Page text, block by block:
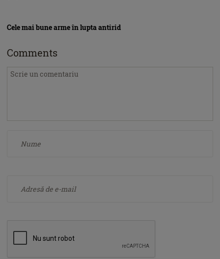
Cele mai bune arme în lupta antirid
Comments